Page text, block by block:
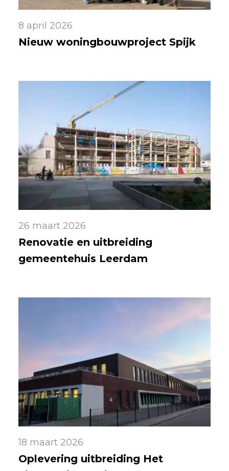
8 april 2026
Nieuw woningbouwproject Spijk
26 maart 2026
Renovatie en uitbreiding
gemeentehuis Leerdam
18 maart 2026
Oplevering uitbreiding Het